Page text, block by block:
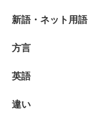
新語・ネット用語
方言
英語
違い